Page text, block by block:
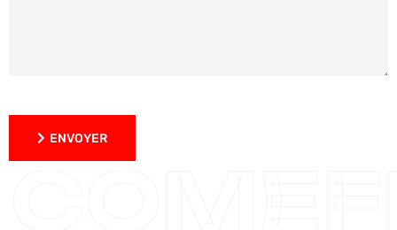
ENVOYER